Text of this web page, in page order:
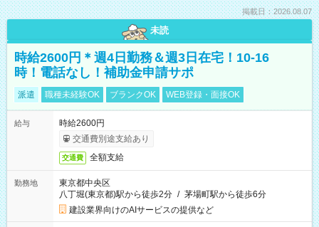
掲載日：2026.08.07
未読
時給2600円＊週4日勤務＆週3日在宅！10-16
時！電話なし！補助金申請サポ
派遣 職種未経験OK ブランクOK WEB登録・面接OK
給与
時給2600円
交通費別途支給あり
交通費 全額支給
勤務地
東京都中央区
八丁堀(東京都)駅から徒歩2分 / 茅場町駅から徒歩6分
建設業界向けのAIサービスの提供など